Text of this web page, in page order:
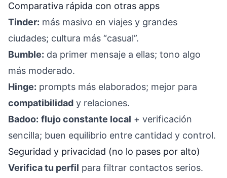
Comparativa rápida con otras apps
Tinder: más masivo en viajes y grandes
ciudades; cultura más “casual”.
Bumble: da primer mensaje a ellas; tono algo
más moderado.
Hinge: prompts más elaborados; mejor para
compatibilidad y relaciones.
Badoo: flujo constante local + verificación
sencilla; buen equilibrio entre cantidad y control.
Seguridad y privacidad (no lo pases por alto)
Verifica tu perfil para filtrar contactos serios.